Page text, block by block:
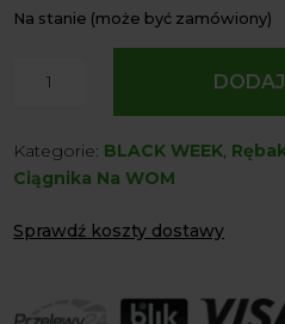
Na stanie (może być zamówiony)
Model
R-
Remet
Kategorie: BLACK WEEK,
Ciągnika Na WOM
Sprawdź koszty dostawy
Agrol transport: 200 zł